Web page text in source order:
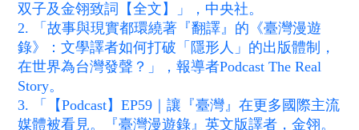
双子及金翎致詞【全文】」，中央社。
2. 「故事與現實都環繞著『翻譯』的《臺灣漫遊
錄》：文學譯者如何打破「隱形人」的出版體制，
在世界為台灣發聲？」，報導者Podcast The Real
Story。
3. 「【Podcast】EP59｜讓『臺灣』在更多國際主流
媒體被看見。『臺灣漫遊錄』英文版譯者，金翎。